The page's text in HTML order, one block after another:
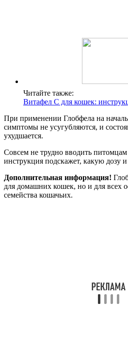
Читайте также:
Витафел С для кошек:
При применении Глобфела на
симптомы не усугубляются, и
ухудшается.
Совсем не трудно вводить
инструкция подскажет, какую дозу
Дополнительная информация!
для домашних кошек, но и для всех
семейства кошачьих.